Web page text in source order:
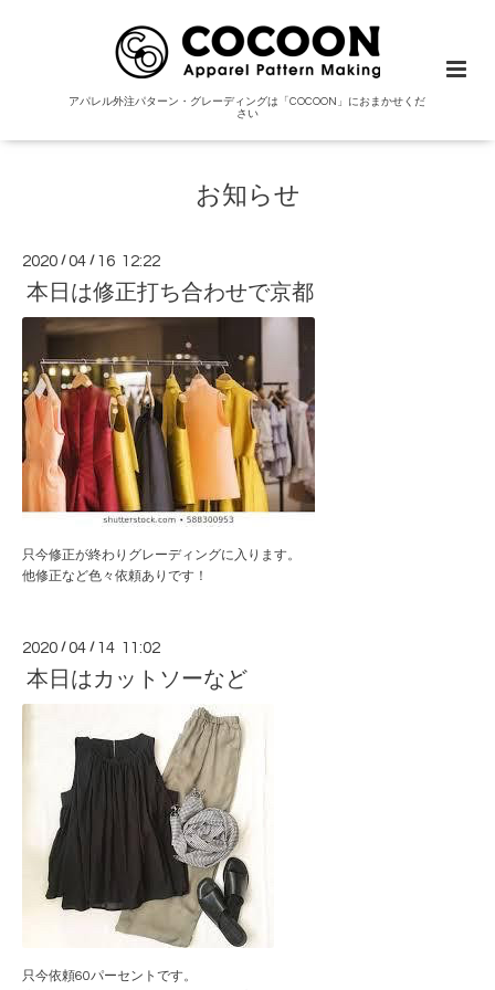
アパレル外注パターン・グレーディングは「COCOON」におまかせくだ
さい
お知らせ
2020 /04 / 16 12:22
本日は修正打ち合わせで京都
只今修正が終わりグレーディングに入ります。
他修正など色々依頼ありです！
2020 /04 / 14 11:02
本日はカットソーなど
只今依頼60パーセントです。